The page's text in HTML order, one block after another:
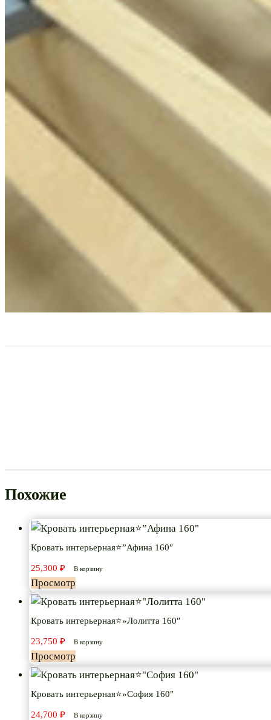
Похожие
Кровать интерьерная⭐”Афина 160″
25,300 ₽ В корзину
Просмотр
Кровать интерьерная⭐»Лолитта 160″
23,750 ₽ В корзину
Просмотр
Кровать интерьерная⭐»София 160″
24,700 ₽ В корзину